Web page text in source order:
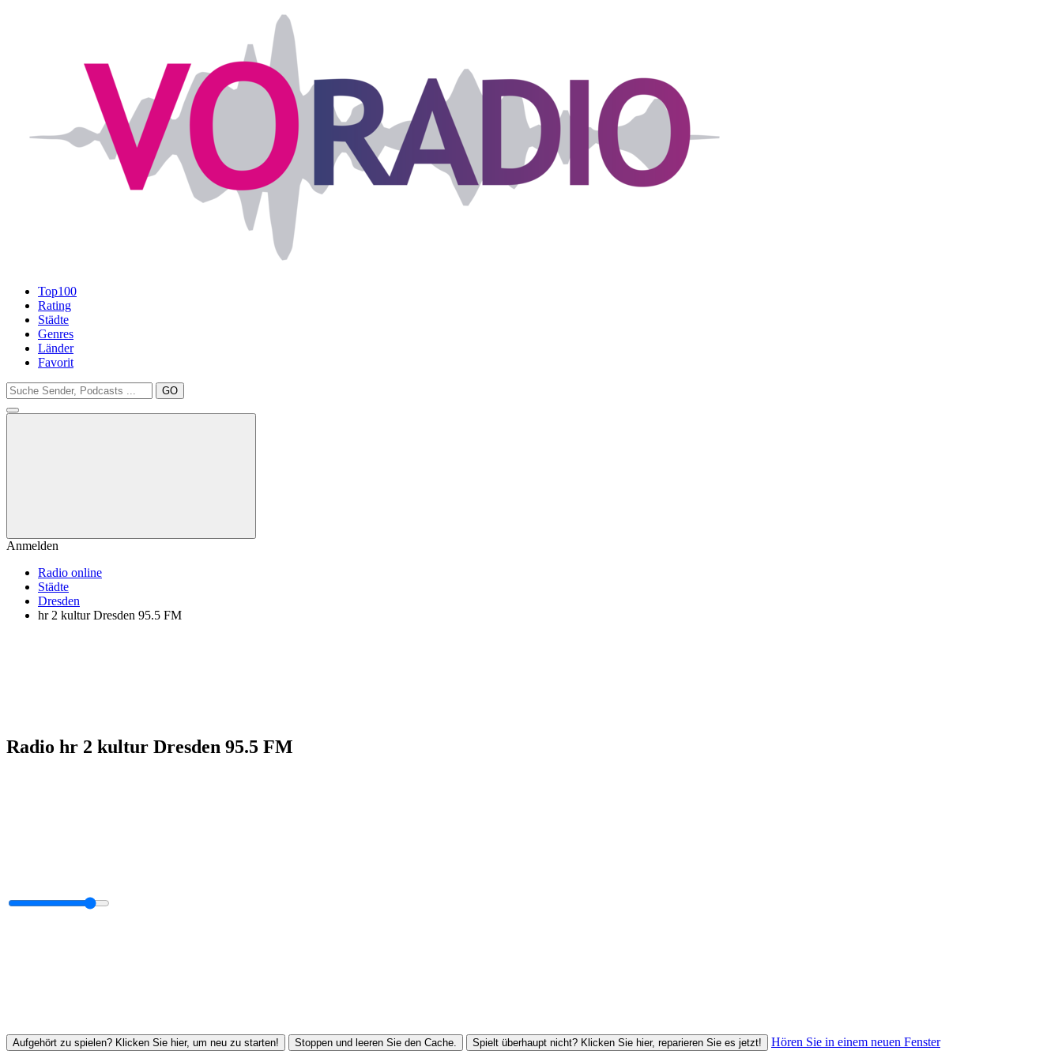
Top100
Rating
Städte
Genres
Länder
Favorit
GO
Anmelden
Radio online
Städte
Dresden
hr 2 kultur Dresden 95.5 FM
Radio hr 2 kultur Dresden 95.5 FM
Aufgehört zu spielen? Klicken Sie hier, um neu zu starten! Stoppen und leeren Sie den Cache. Spielt überhaupt nicht? Klicken Sie hier, reparieren Sie es jetzt! Hören Sie in einem neuen Fenster